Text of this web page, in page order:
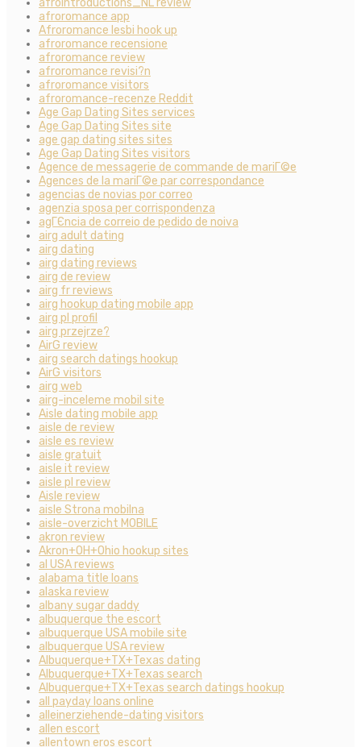
afrointroductions_NL review
afroromance app
Afroromance lesbi hook up
afroromance recensione
afroromance review
afroromance revisi?n
afroromance visitors
afroromance-recenze Reddit
Age Gap Dating Sites services
Age Gap Dating Sites site
age gap dating sites sites
Age Gap Dating Sites visitors
Agence de messagerie de commande de mariГ©e
Agences de la mariГ©e par correspondance
agencias de novias por correo
agenzia sposa per corrispondenza
agГЄncia de correio de pedido de noiva
airg adult dating
airg dating
airg dating reviews
airg de review
airg fr reviews
airg hookup dating mobile app
airg pl profil
airg przejrze?
AirG review
airg search datings hookup
AirG visitors
airg web
airg-inceleme mobil site
Aisle dating mobile app
aisle de review
aisle es review
aisle gratuit
aisle it review
aisle pl review
Aisle review
aisle Strona mobilna
aisle-overzicht MOBILE
akron review
Akron+OH+Ohio hookup sites
al USA reviews
alabama title loans
alaska review
albany sugar daddy
albuquerque the escort
albuquerque USA mobile site
albuquerque USA review
Albuquerque+TX+Texas dating
Albuquerque+TX+Texas search
Albuquerque+TX+Texas search datings hookup
all payday loans online
alleinerziehende-dating visitors
allen escort
allentown eros escort